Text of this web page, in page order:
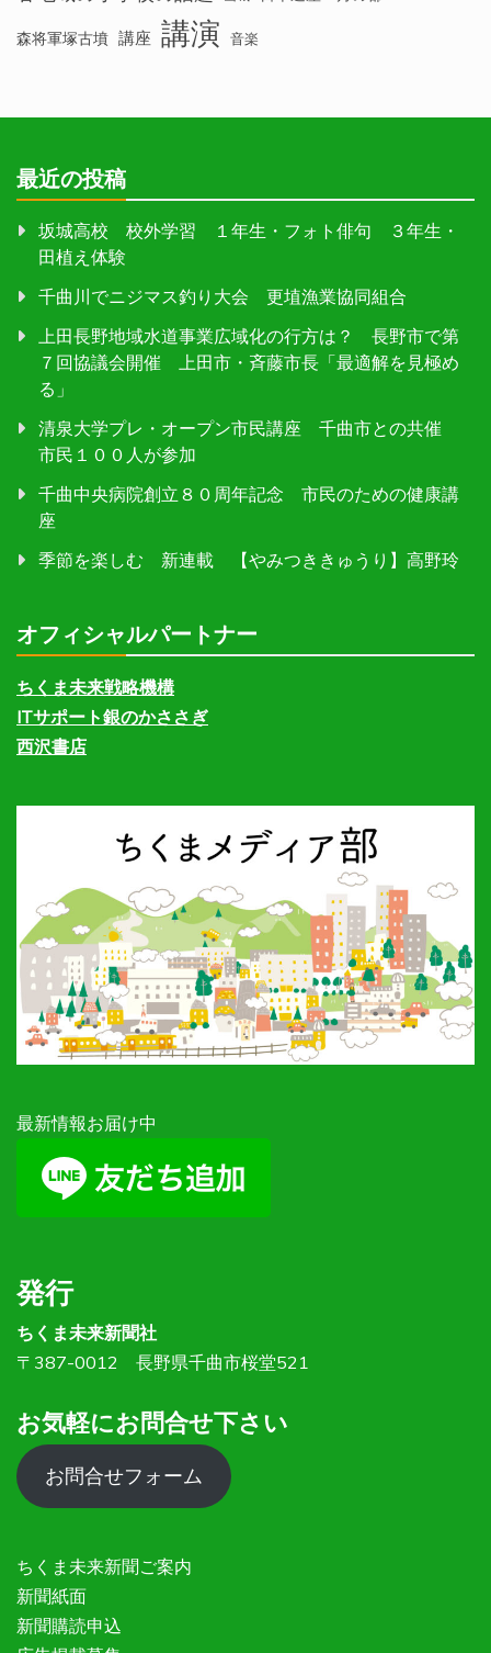
森将軍塚古墳 講座 講演 音楽
最近の投稿
坂城高校 校外学習 １年生・フォト俳句 ３年生・
田植え体験
千曲川でニジマス釣り大会 更埴漁業協同組合
上田長野地域水道事業広域化の行方は？ 長野市で第
７回協議会開催 上田市・斉藤市長「最適解を見極め
る」
清泉大学プレ・オープン市民講座 千曲市との共催
市民１００人が参加
千曲中央病院創立８０周年記念 市民のための健康講
座
季節を楽しむ 新連載 【やみつききゅうり】高野玲
オフィシャルパートナー
ちくま未来戦略機構
ITサポート銀のかささぎ
西沢書店
最新情報お届け中
発行
ちくま未来新聞社
〒387-0012 長野県千曲市桜堂521
お気軽にお問合せ下さい
お問合せフォーム
ちくま未来新聞ご案内
新聞紙面
新聞購読申込